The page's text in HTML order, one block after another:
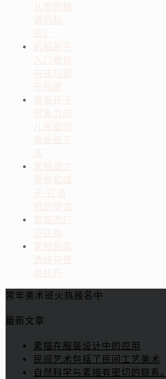
从零到精
通的秘
密！
彩铅新手
入门教程
与技巧提
升指南
激发孩子
想象力的
儿童画创
意绘画方
法
素描画之
青椒和罐
子-红酒
瓶的塑造
素描的广
泛应用
素描铅笔
选择与使
用技巧
常年美术班火热报名中
最新文章
素描在服装设计中的应用
民间艺术包括了民间工艺美术
自然科学与素描有密切的联系。